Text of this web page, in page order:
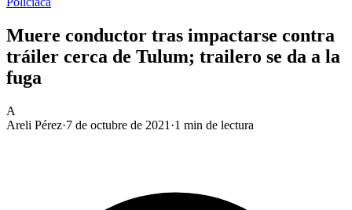
Muere conductor tras impactarse contra
tráiler cerca de Tulum; trailero se da a la
fuga
A
Areli Pérez·7 de octubre de 2021 ·1 min de lectura